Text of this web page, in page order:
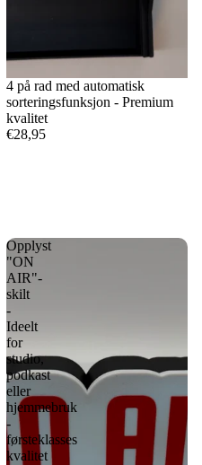
4 på rad med automatisk
sorteringsfunksjon - Premium
kvalitet
€28,95
Opplyst
"ON
AIR"-
skilt
-
Ideelt
for
studio,
podkast
eller
hjemmebruk
-
førsteklasses
kvalitet